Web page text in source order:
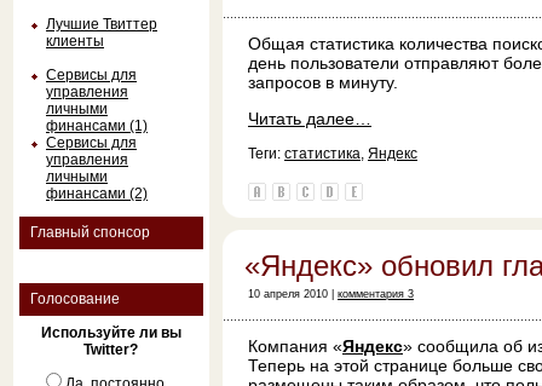
Лучшие Твиттер
клиенты
Сервисы для
управления
личными
финансами (1)
Сервисы для
управления
личными
финансами (2)
Главный спонсор
Голосование
Используйте ли вы
Twitter?
Общая статистика количества
день пользователи отправляют
запросов в минуту.
Читать далее…
Теги: статистика, Яндекс
«Яндекс» обновил
10 апреля 2010 | комментария 3
Компания «Яндекс» сообщила об
Теперь на этой странице больше